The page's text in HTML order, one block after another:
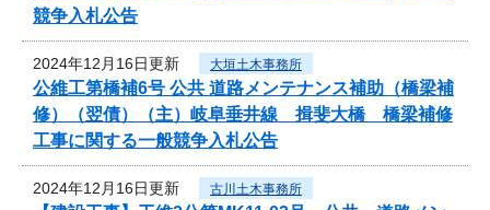
競争入札公告
2024年12月16日更新 大垣土木事務所
公維工第橋補6号 公共 道路メンテナンス補助（橋梁補
修）（翌債）（主）岐阜垂井線 揖斐大橋 橋梁補修
工事に関する一般競争入札公告
2024年12月16日更新 古川土木事務所